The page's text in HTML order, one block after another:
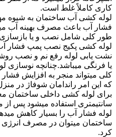
کاری کاملاً غلط است.
لوله کشی آب ساختمان به شیوه
فشار آب باعث مصرف بهینه آب
طور کلی شامل نصب و یا
لوله کشی پکیج نصب پمپ فشار
نشت یابی لوله رفع نم و نصب
یا فرنگی میباشد.چنانچه
کلی میتواند منجر به افزایش
که این امر راندامان شوفاژ در
سانتیمتری استفاده میشود پس
لوله فشار آب را بسیار کاهش
ساختمان میتوان در مصرف
کرد.